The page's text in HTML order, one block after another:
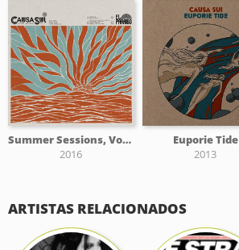
Summer Sessions, Vol. 3
2016
Euporie Tide
2013
ARTISTAS RELACIONADOS